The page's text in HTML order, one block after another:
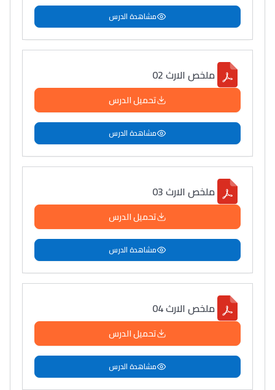
مشاهدة الدرس
ملخص الارث 02
تحميل الدرس
مشاهدة الدرس
ملخص الارث 03
تحميل الدرس
مشاهدة الدرس
ملخص الارث 04
تحميل الدرس
مشاهدة الدرس